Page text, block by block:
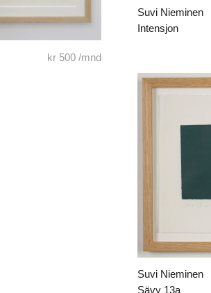
kr 500 /mnd
Suvi Nieminen
Intensjon
Suvi Nieminen
Sävy 13a